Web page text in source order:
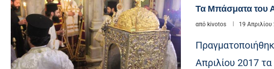
Τα Μπάσματα του
από kivotos 19
Απριλίου 2017